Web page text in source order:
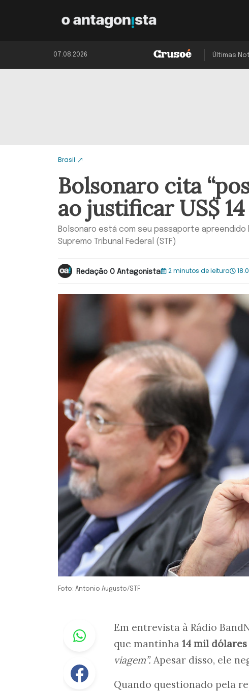
07.08.2026 Últimas
Brasil
Bolsonaro cita
ao justificar US$
Bolsonaro está com seu passaporte
Supremo Tribunal Federal (STF)
Redação O Antagonista 2 minutos de leitura
Foto: Antonio Augusto/STF
Whastapp
Facebook
Em entrevista à Rádio
que mantinha 14 mil dólares
viagem”. Apesar disso, ele
Quando questionado pela